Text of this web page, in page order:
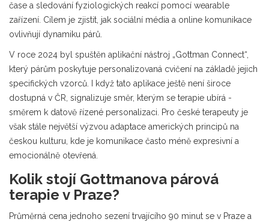
čase a sledování fyziologických reakcí pomocí wearable
zařízení. Cílem je zjistit, jak sociální média a online komunikace
ovlivňují dynamiku párů.
V roce 2024 byl spuštěn aplikační nástroj „Gottman Connect“,
který párům poskytuje personalizovaná cvičení na základě jejich
specifických vzorců. I když tato aplikace ještě není široce
dostupná v ČR, signalizuje směr, kterým se terapie ubírá -
směrem k datově řízené personalizaci. Pro české terapeuty je
však stále největší výzvou adaptace amerických principů na
českou kulturu, kde je komunikace často méně expresivní a
emocionálně otevřená.
Kolik stojí Gottmanova párová
terapie v Praze?
Průměrná cena jednoho sezení trvajícího 90 minut se v Praze a